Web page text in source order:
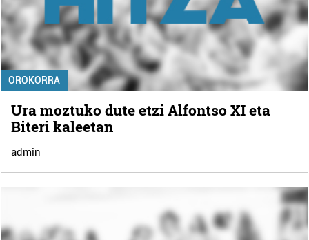
OROKORRA
Ura moztuko dute etzi Alfontso XI eta
Biteri kaleetan
admin